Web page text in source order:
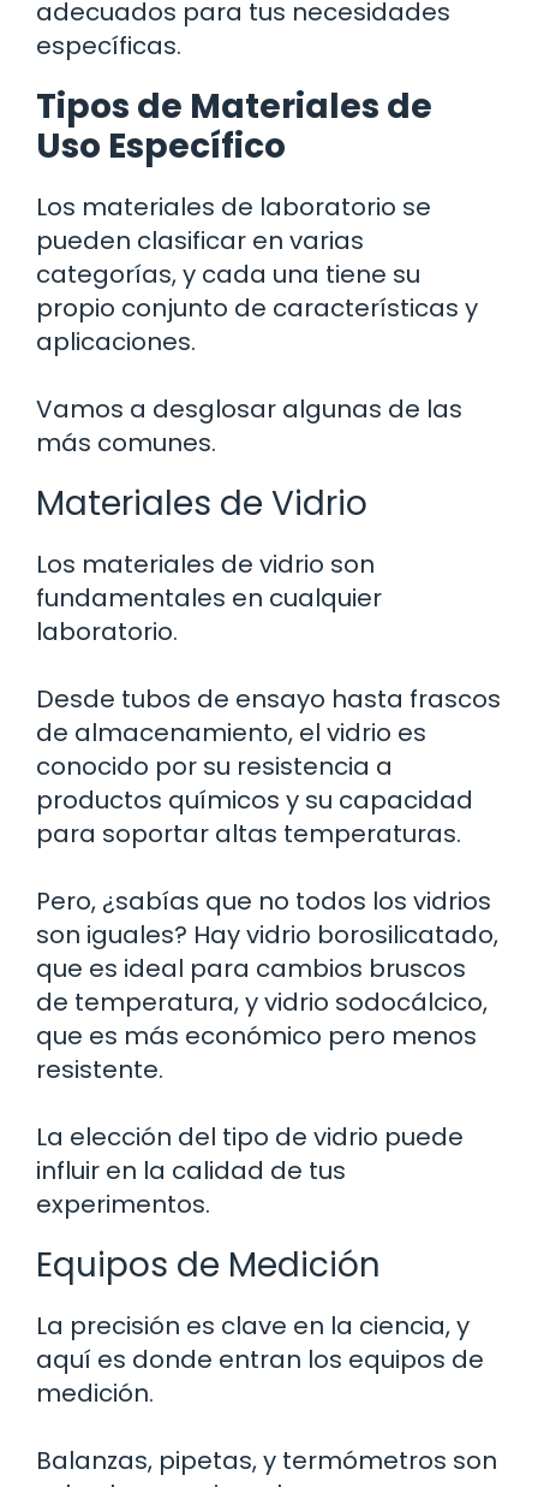
adecuados para tus necesidades
específicas.
Tipos de Materiales de
Uso Específico
Los materiales de laboratorio se
pueden clasificar en varias
categorías, y cada una tiene su
propio conjunto de características y
aplicaciones.
Vamos a desglosar algunas de las
más comunes.
Materiales de Vidrio
Los materiales de vidrio son
fundamentales en cualquier
laboratorio.
Desde tubos de ensayo hasta frascos
de almacenamiento, el vidrio es
conocido por su resistencia a
productos químicos y su capacidad
para soportar altas temperaturas.
Pero, ¿sabías que no todos los vidrios
son iguales? Hay vidrio borosilicatado,
que es ideal para cambios bruscos
de temperatura, y vidrio sodocálcico,
que es más económico pero menos
resistente.
La elección del tipo de vidrio puede
influir en la calidad de tus
experimentos.
Equipos de Medición
La precisión es clave en la ciencia, y
aquí es donde entran los equipos de
medición.
Balanzas, pipetas, y termómetros son